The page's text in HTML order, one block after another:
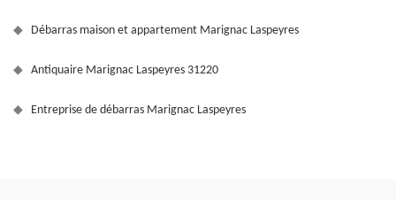
Débarras maison et appartement Marignac Laspeyres
Antiquaire Marignac Laspeyres 31220
Entreprise de débarras Marignac Laspeyres